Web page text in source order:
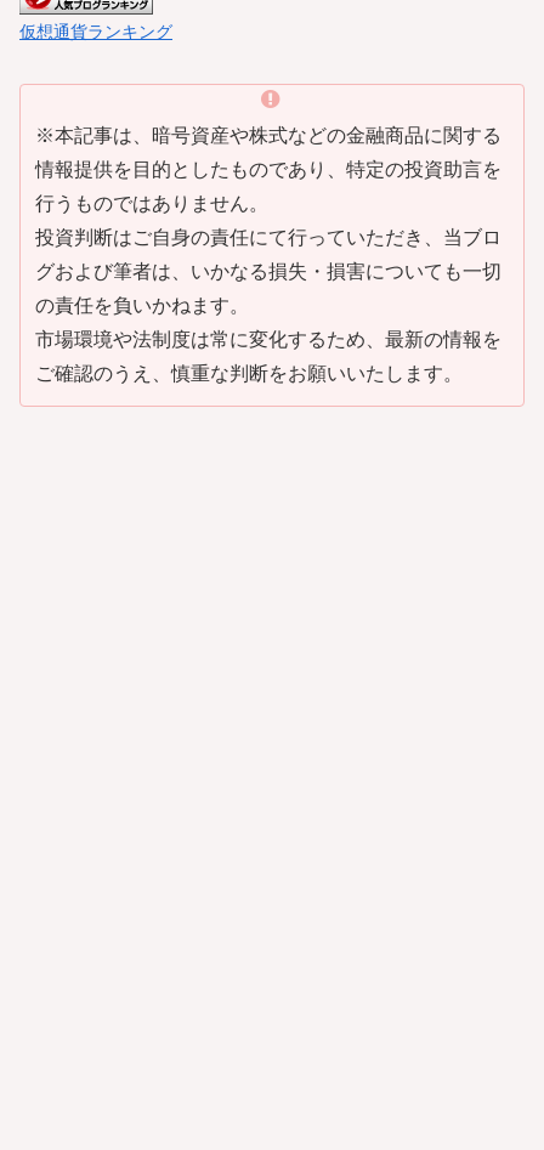
仮想通貨ランキング
※本記事は、暗号資産や株式などの金融商品に関する
情報提供を目的としたものであり、特定の投資助言を
行うものではありません。
投資判断はご自身の責任にて行っていただき、当ブロ
グおよび筆者は、いかなる損失・損害についても一切
の責任を負いかねます。
市場環境や法制度は常に変化するため、最新の情報を
ご確認のうえ、慎重な判断をお願いいたします。